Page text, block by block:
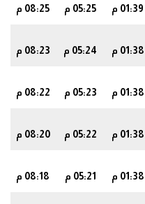
01:39 م 05:25 م 08:25 م
01:38 م 05:24 م 08:23 م
01:38 م 05:23 م 08:22 م
01:38 م 05:22 م 08:20 م
01:38 م 05:21 م 08:18 م